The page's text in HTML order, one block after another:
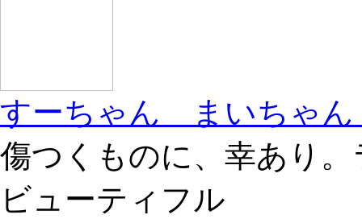
すーちゃん まいちゃ
傷つくものに、幸あり
ビューティフル